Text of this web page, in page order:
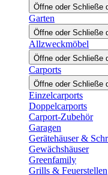
Öffne oder Schließe
Garten
Öffne oder Schließe
Allzweckmöbel
Öffne oder Schließe
Carports
Öffne oder Schließe
Einzelcarports
Doppelcarports
Carport-Zubehör
Garagen
Gerätehäuser &
Gewächshäuser
Greenfamily
Grills & Feuerstellen